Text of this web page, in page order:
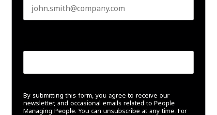
By submitting this form, you agree to receive our
newsletter, and occasional emails related to People
Managing People. You can unsubscribe at any time. For